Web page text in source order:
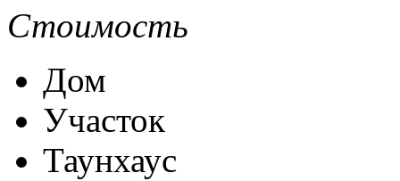
Стоимость
Дом
Участок
Таунхаус